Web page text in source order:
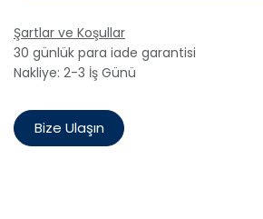
Şartlar ve Koşullar
30 günlük para iade garantisi
Nakliye: 2-3 İş Günü
Bize Ulaşın